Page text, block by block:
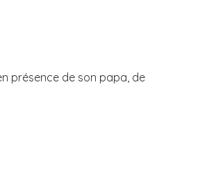
présence de son papa, de